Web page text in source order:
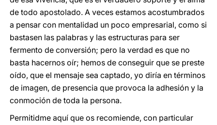
de todo apostolado. A veces estamos acostumbrados
a pensar con mentalidad un poco empresarial, como si
bastasen las palabras y las estructuras para ser
fermento de conversión; pero la verdad es que no
basta hacernos oír; hemos de conseguir que se preste
oído, que el mensaje sea captado, yo diría en términos
de imagen, de presencia que provoca la adhesión y la
conmoción de toda la persona.
Permitidme aquí que os recomiende, con particular